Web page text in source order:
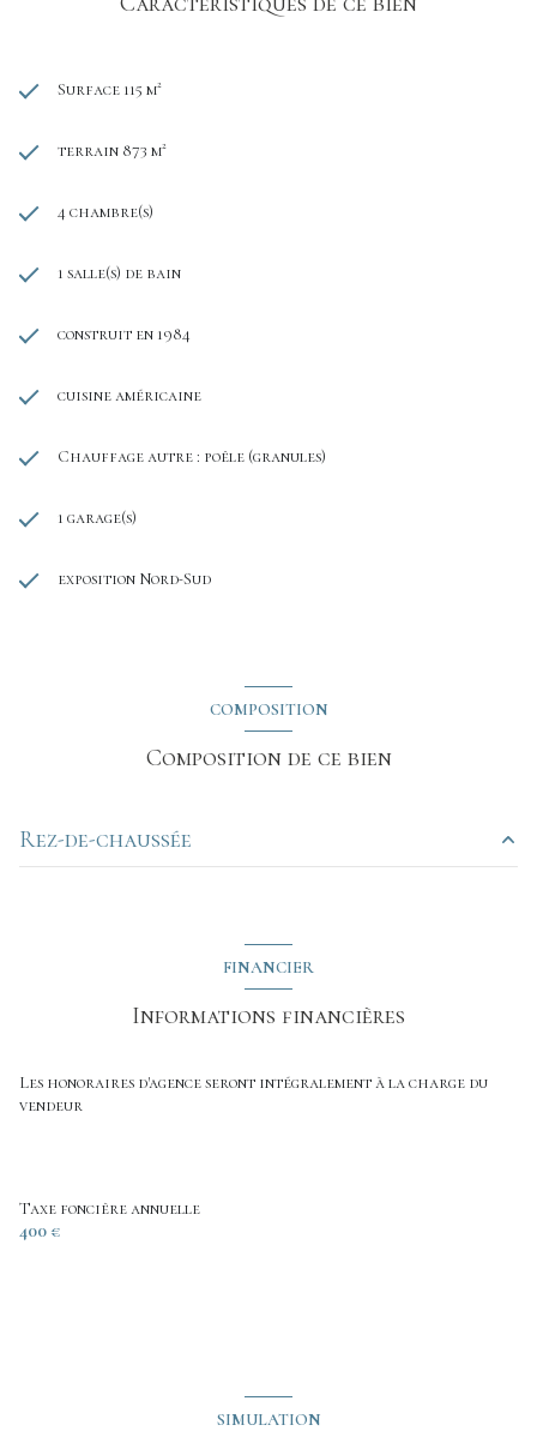
Surface 115 m²
terrain 873 m²
4 chambre(s)
1 salle(s) de bain
construit en 1984
cuisine américaine
Chauffage autre : poêle (granules)
1 garage(s)
exposition Nord-Sud
COMPOSITION
Composition de ce bien
Rez-de-chaussée
bureau
buanderie
salle de bain
chambre
FINANCIER
Informations financières
Les honoraires d'agence seront intégralement à la charge du
vendeur
Taxe foncière annuelle
400 €
SIMULATION